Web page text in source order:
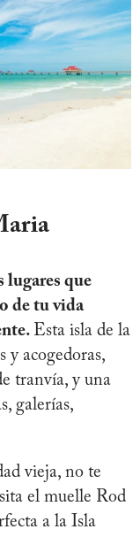
lugares que
de tu vida
Esta isla de la
y acogedoras,
tranvía, y una
galerías,
vieja, no te
el muelle Rod
a la Isla